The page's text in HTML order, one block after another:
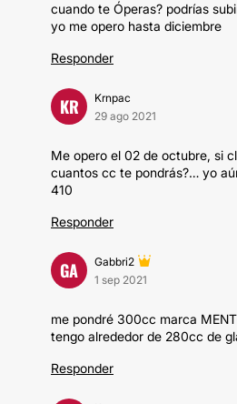
cuando te Óperas? podrías
yo me opero hasta diciembre
Responder
KR
Krnpac
29 ago 2021
Me opero el 02 de octubre, si
cuantos cc te pondrás?… yo
410
Responder
GA
Gabbri2
1 sep 2021
me pondré 300cc marca
tengo alrededor de 280cc de
Responder